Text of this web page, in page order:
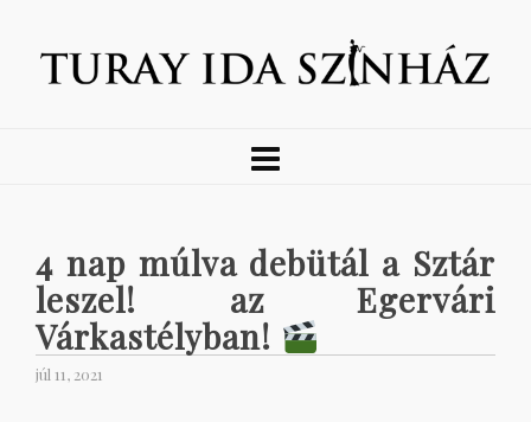
4 nap múlva debütál a Sztár
leszel! az Egervári
Várkastélyban!
júl 11, 2021